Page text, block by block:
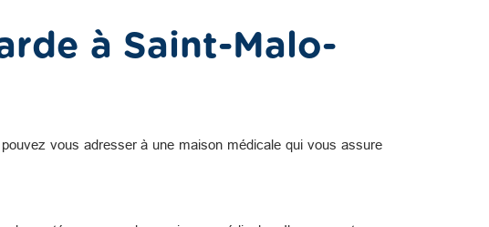
à Saint-Malo-
vous adresser à une maison médicale qui vous assure